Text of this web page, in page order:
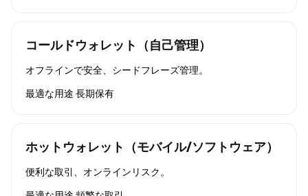
コールドウォレット（自己管理）
オフラインで安全、シードフレーズ管理。
最適な用途 長期保有
ホットウォレット（モバイル/ソフトウェア）
便利な取引、オンラインリスク。